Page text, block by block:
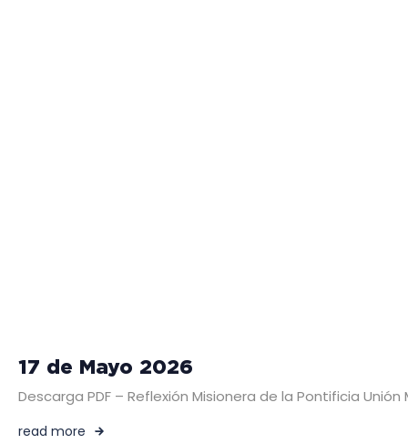
17 de Mayo 2026
Descarga PDF – Reflexión Misionera de la Pontificia
read more